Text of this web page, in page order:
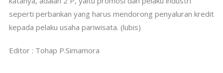
seperti perbankan yang harus mendorong penyaluran kredit
kepada pelaku usaha pariwisata. (lubis)
Editor : Tohap P.Simamora